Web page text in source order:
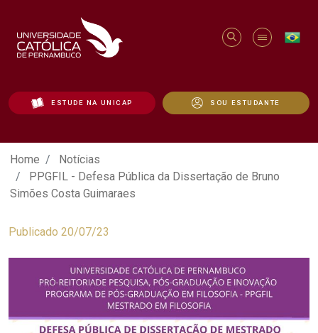
ESTUDE NA UNICAP SOU ESTUDANTE
PPGFIL - Defesa Pública da
Home
Notícias
PPGFIL - Defesa Pública da Dissertação de Bruno
Simões Costa Guimaraes
Publicado 20/07/23